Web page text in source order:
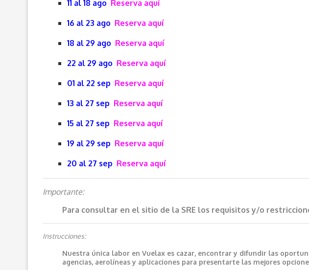
11 al 18 ago Reserva aquí
16 al 23 ago Reserva aquí
18 al 29 ago Reserva aquí
22 al 29 ago Reserva aquí
01 al 22 sep Reserva aquí
13 al 27 sep Reserva aquí
15 al 27 sep Reserva aquí
19 al 29 sep Reserva aquí
20 al 27 sep Reserva aquí
Importante:
Para consultar en el sitio de la SRE los requisitos y/o
Instrucciones:
Nuestra única labor en Vuelax es cazar, encontrar y difundir las
agencias, aerolíneas y aplicaciones para presentarte las mejores